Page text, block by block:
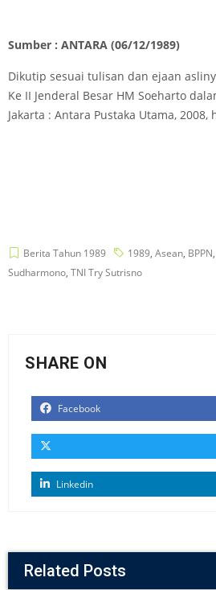
Sumber : ANTARA (06/12/1989)
Dikutip sesuai tulisan dan ejaan
Ke II Jenderal Besar HM Soeharto
Jakarta : Antara Pustaka Utama, 2008,
Berita Tahun 1989 1989, Asean, BPPN,
Sudharmono, TNI Try Sutrisno
SHARE ON
Facebook
Linkedin
Related Posts